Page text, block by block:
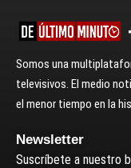
Somos una
televisivos. El medio
el menor tiempo en la
Newsletter
Suscríbete a nuestro